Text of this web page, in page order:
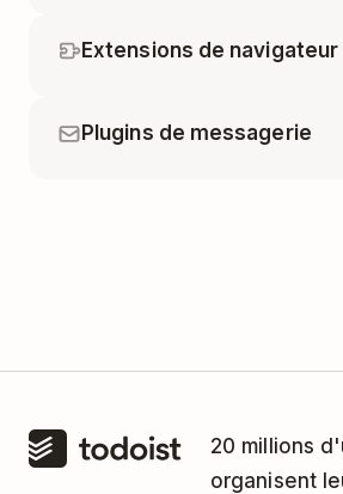
Extensions de navigateur
Plugins de messagerie
20 millions
organisent